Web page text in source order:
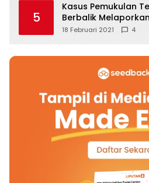
5
Kasus Pemukulan
Berbalik
Hukum Angkat Bicara
18 Februari 2021 4